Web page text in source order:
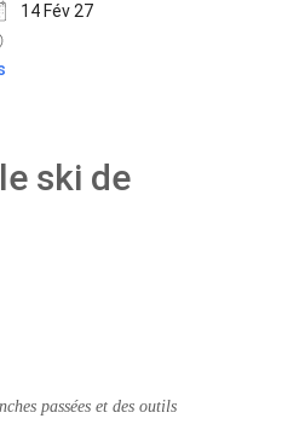
14 Fév 27
ski de
passées et des outils